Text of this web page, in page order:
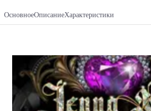
ОсновноеОписаниеХарактеристики